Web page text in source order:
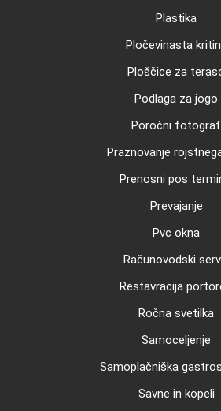
Plastika
Pločevinasta
Ploščice za
Podlaga za jogo
Poročni fotograf
Praznovanje
Prenosni pos
Prevajanje
Pvc okna
Računovodski
Restavracija
Ročna svetilka
Samoceljenje
Samoplačniška
Savne in kopeli